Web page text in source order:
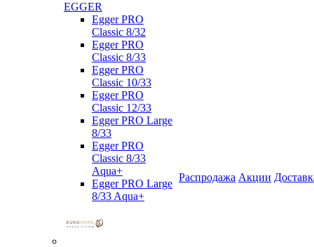
EGGER
Egger PRO
Classic 8/32
Egger PRO
Classic 8/33
Egger PRO
Classic 10/33
Egger PRO
Classic 12/33
Egger PRO Large
8/33
Egger PRO
Classic 8/33
Aqua+
Egger PRO Large
8/33 Aqua+
Распродажа Акции